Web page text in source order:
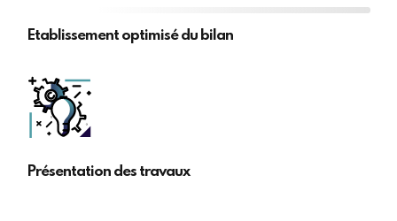
Etablissement optimisé du bilan
Présentation des travaux